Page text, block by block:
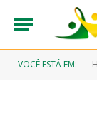
VOCÊ ESTÁ EM: